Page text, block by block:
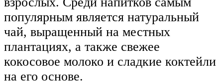
популярным является натуральный
чай, выращенный на местных
плантациях, а также свежее
кокосовое молоко и сладкие коктейли
на его основе.